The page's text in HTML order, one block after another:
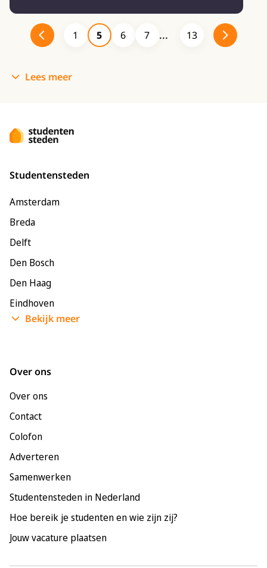
1 5 6 7 13
Lees meer
Studentensteden
Amsterdam
Breda
Delft
Den Bosch
Den Haag
Eindhoven
Enschede
Maastricht
Nijmegen
Rotterdam
Tilburg
Utrecht
Bekijk meer
Over ons
Over ons
Contact
Colofon
Adverteren
Samenwerken
Studentensteden in Nederland
Hoe bereik je studenten en wie zijn zij?
Jouw vacature plaatsen